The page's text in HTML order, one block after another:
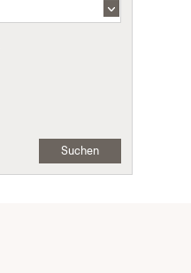
Suchen